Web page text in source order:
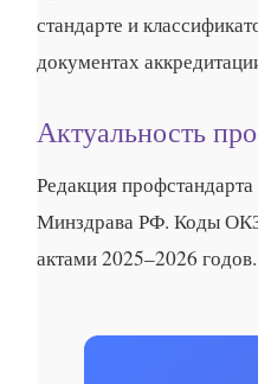
стандарте и
документах
Актуальность
Редакция
Минздрава РФ. Коды
актами 2025–2026 годов.